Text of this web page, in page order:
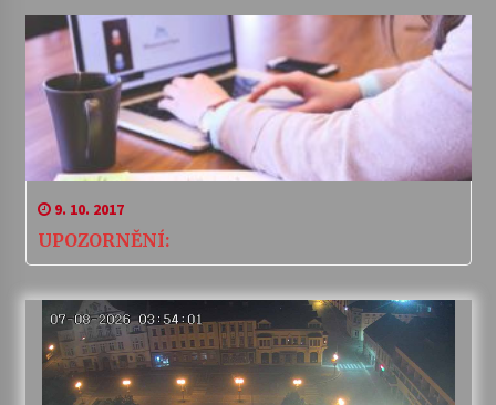
9. 10. 2017
UPOZORNĚNÍ: